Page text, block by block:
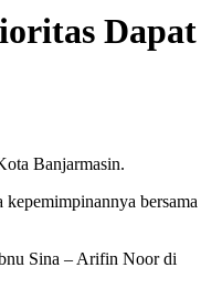
Dapat
Banjarmasin.
bersama
Sina – Arifin Noor di